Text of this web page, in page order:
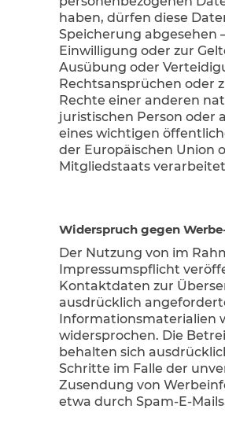
haben, dürfen diese
Speicherung abgesehen
Einwilligung oder zur
Ausübung oder
Rechtsansprüchen oder
Rechte einer anderen
juristischen Person oder
eines wichtigen
der Europäischen Union
Mitgliedstaats
Widerspruch gegen
Der Nutzung von im
Impressumspflicht
Kontaktdaten zur
ausdrücklich
Informationsmaterialien
widersprochen. Die
behalten sich
Schritte im Falle der
Zusendung von
etwa durch Spam-E-